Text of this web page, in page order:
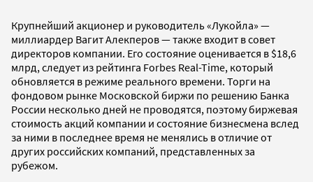
Крупнейший акционер и руководитель «Лукойла» —
миллиардер Вагит Алекперов — также входит в совет
директоров компании. Его состояние оценивается в $18,6
млрд, следует из рейтинга Forbes Real-Time, который
обновляется в режиме реального времени. Торги на
фондовом рынке Московской биржи по решению Банка
России несколько дней не проводятся, поэтому биржевая
стоимость акций компании и состояние бизнесмена вслед
за ними в последнее время не менялись в отличие от
других российских компаний, представленных за
рубежом.